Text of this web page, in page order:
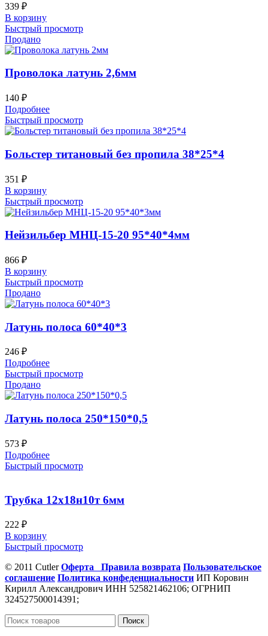
339 ₽
В корзину
Быстрый просмотр
Продано
Проволока латунь 2,6мм
140 ₽
Подробнее
Быстрый просмотр
Больстер титановый без пропила 38*25*4
351 ₽
В корзину
Быстрый просмотр
Нейзильбер МНЦ-15-20 95*40*4мм
866 ₽
В корзину
Быстрый просмотр
Продано
Латунь полоса 60*40*3
246 ₽
Подробнее
Быстрый просмотр
Продано
Латунь полоса 250*150*0,5
573 ₽
Подробнее
Быстрый просмотр
Трубка 12х18н10т 6мм
222 ₽
В корзину
Быстрый просмотр
© 2011 CutlerОферта Правила возврата Пользовательское
соглашение Политика конфеденциальности ИП Коровин
Кирилл Александрович ИНН 525821462106; ОГРНИП
324527500014391;
Поиск